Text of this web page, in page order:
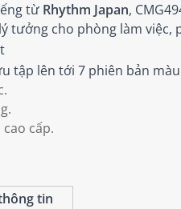
từ Rhythm Japan,
tưởng cho phòng làm việc,
tập lên tới 7 phiên bản
cao cấp.
tin